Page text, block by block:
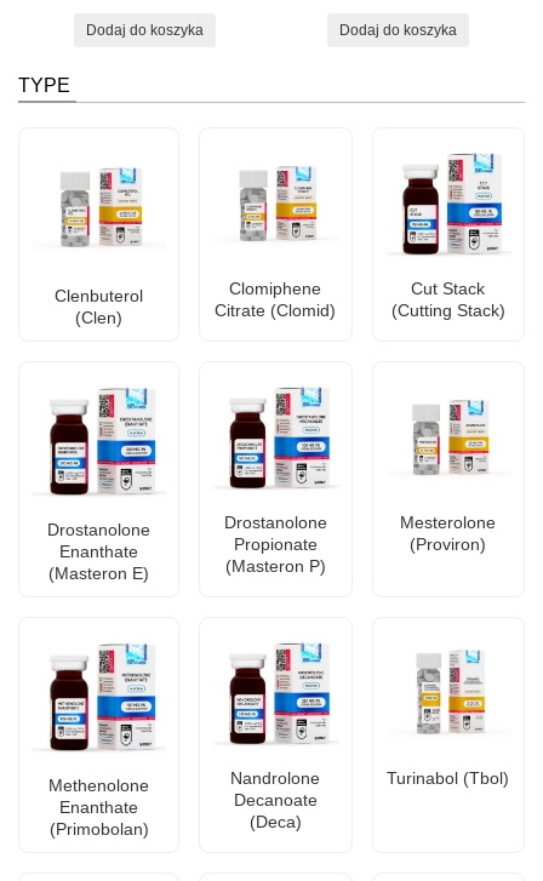
Dodaj do koszyka Dodaj do koszyka
TYPE
Clenbuterol
(Clen)
Clomiphene
Citrate (Clomid)
Cut Stack
(Cutting Stack)
Drostanolone
Enanthate
(Masteron E)
Drostanolone
Propionate
(Masteron P)
Mesterolone
(Proviron)
Methenolone
Enanthate
(Primobolan)
Nandrolone
Decanoate
(Deca)
Turinabol (Tbol)